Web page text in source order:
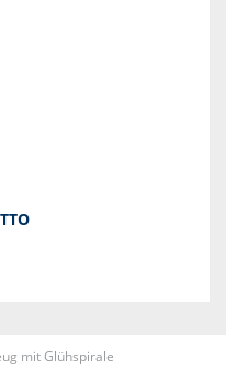
mit Glühspirale